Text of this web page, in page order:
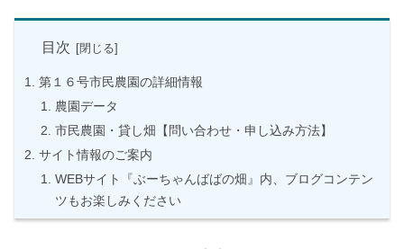
目次
第１６号市民農園の詳細情報
農園データ
市民農園・貸し畑【問い合わせ・申し込み方法】
サイト情報のご案内
WEBサイト『ぶーちゃんばばの畑』内、ブログコンテン
ツもお楽しみください